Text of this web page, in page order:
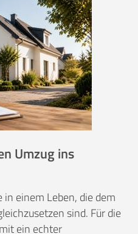
Umzug ins
einem Leben, die dem
sind. Für die
ein echter